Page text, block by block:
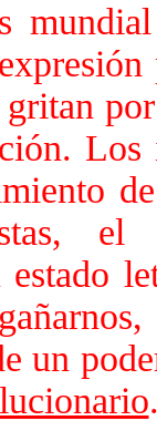
gritan
Los
estado
un